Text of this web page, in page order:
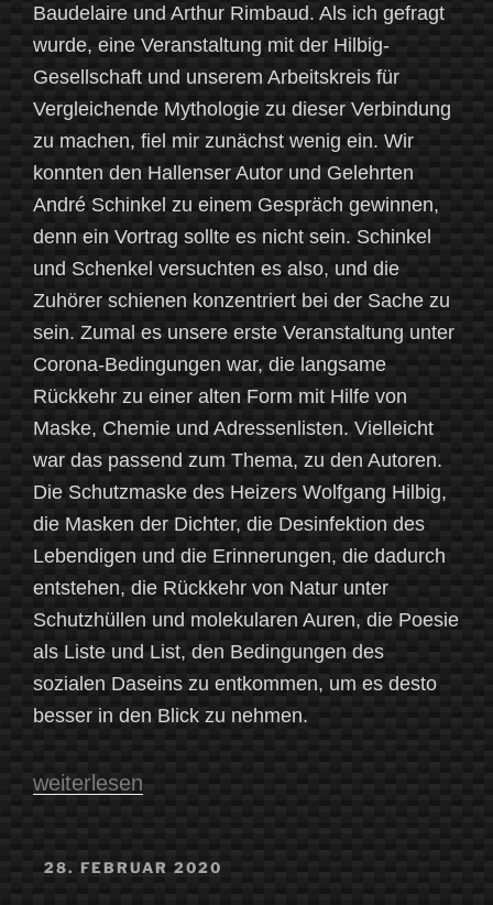
Baudelaire und Arthur Rimbaud. Als ich gefragt
wurde, eine Veranstaltung mit der Hilbig-
Gesellschaft und unserem Arbeitskreis für
Vergleichende Mythologie zu dieser Verbindung
zu machen, fiel mir zunächst wenig ein. Wir
konnten den Hallenser Autor und Gelehrten
André Schinkel zu einem Gespräch gewinnen,
denn ein Vortrag sollte es nicht sein. Schinkel
und Schenkel versuchten es also, und die
Zuhörer schienen konzentriert bei der Sache zu
sein. Zumal es unsere erste Veranstaltung unter
Corona-Bedingungen war, die langsame
Rückkehr zu einer alten Form mit Hilfe von
Maske, Chemie und Adressenlisten. Vielleicht
war das passend zum Thema, zu den Autoren.
Die Schutzmaske des Heizers Wolfgang Hilbig,
die Masken der Dichter, die Desinfektion des
Lebendigen und die Erinnerungen, die dadurch
entstehen, die Rückkehr von Natur unter
Schutzhüllen und molekularen Auren, die Poesie
als Liste und List, den Bedingungen des
sozialen Daseins zu entkommen, um es desto
besser in den Blick zu nehmen.
„Dekadenz
weiterlesen
VERÖFFENTLICHT
28. FEBRUAR 2020